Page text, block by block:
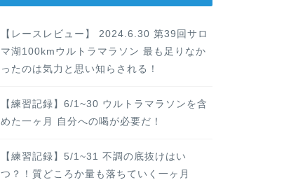
【レースレビュー】 2024.6.30 第39回サロ
マ湖100kmウルトラマラソン 最も足りなか
ったのは気力と思い知らされる！
【練習記録】6/1~30 ウルトラマラソンを含
めた一ヶ月 自分への喝が必要だ！
【練習記録】5/1~31 不調の底抜けはい
つ？！質どころか量も落ちていく一ヶ月